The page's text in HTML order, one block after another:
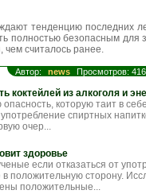
тенденцию последних
полностью безопасным
считалось ранее.
Автор: news Просмотров: 416
коктейлей из алкоголя и
которую таит в
спиртных
очер...
здоровье
если отказаться от
положительную сторону.
положительные...